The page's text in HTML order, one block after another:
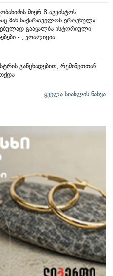
მიერ 8 აგვისტოს
მან საქართველოს ეროვნული
გააყალბა ისტორიული
- „კოალიცია
განცხადებით, რუმინეთთან
ყველა სიახლის ნახვა